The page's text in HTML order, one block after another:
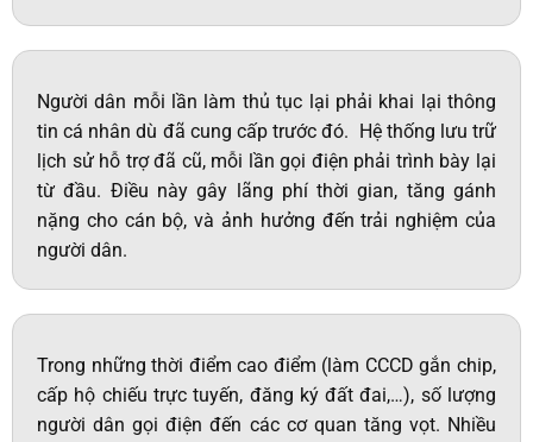
Người dân mỗi lần làm thủ tục lại phải khai lại thông
tin cá nhân dù đã cung cấp trước đó. Hệ thống lưu trữ
lịch sử hỗ trợ đã cũ, mỗi lần gọi điện phải trình bày lại
từ đầu. Điều này gây lãng phí thời gian, tăng gánh
nặng cho cán bộ, và ảnh hưởng đến trải nghiệm của
người dân.
Trong những thời điểm cao điểm (làm CCCD gắn chip,
cấp hộ chiếu trực tuyến, đăng ký đất đai,…), số lượng
người dân gọi điện đến các cơ quan tăng vọt. Nhiều